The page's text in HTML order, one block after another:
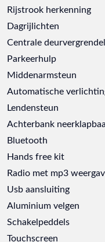
Rijstrook herkenning
Dagrijlichten
Centrale
Parkeerhulp
Middenarmsteun
Automatische
Lendensteun
Achterbank
Bluetooth
Hands free kit
Radio met mp3
Usb aansluiting
Aluminium velgen
Schakelpeddels
Touchscreen